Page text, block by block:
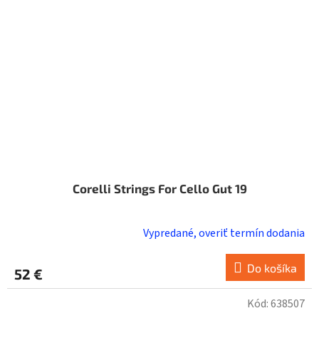
Corelli Strings For Cello Gut 19
Vypredané, overiť termín dodania
52 € Do košíka
Kód:638507